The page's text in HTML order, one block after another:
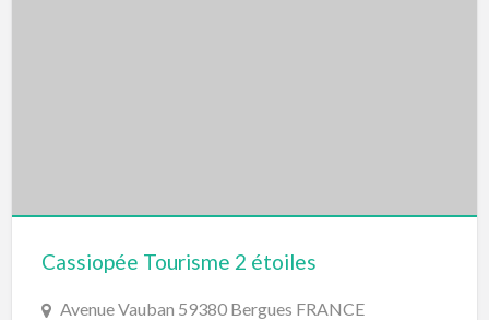
Cassiopée Tourisme 2 étoiles
Avenue Vauban 59380 Bergues FRANCE